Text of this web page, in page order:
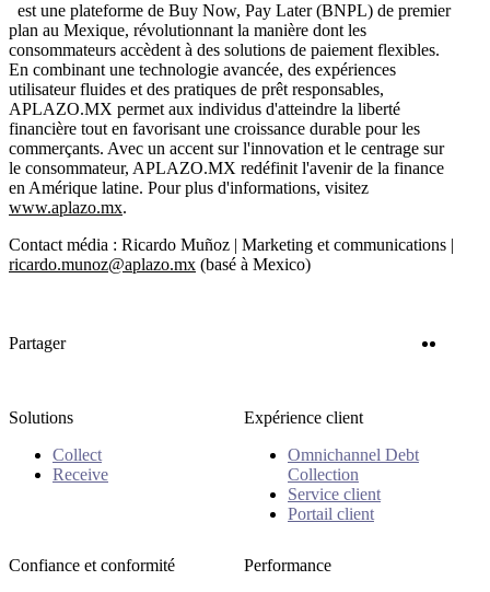
est une plateforme de Buy Now, Pay Later (BNPL) de premier
plan au Mexique, révolutionnant la manière dont les
consommateurs accèdent à des solutions de paiement flexibles.
En combinant une technologie avancée, des expériences
utilisateur fluides et des pratiques de prêt responsables,
APLAZO.MX permet aux individus d'atteindre la liberté
financière tout en favorisant une croissance durable pour les
commerçants. Avec un accent sur l'innovation et le centrage sur
le consommateur, APLAZO.MX redéfinit l'avenir de la finance
en Amérique latine. Pour plus d'informations, visitez
www.aplazo.mx.
Contact média : Ricardo Muñoz | Marketing et communications |
ricardo.munoz@aplazo.mx (basé à Mexico)
Partager
Solutions
Collect
Receive
Expérience client
Omnichannel Debt
Collection
Service client
Portail client
Confiance et conformité
Performance